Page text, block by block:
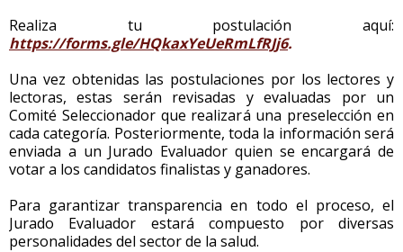
Realiza tu postulación aquí:
https://forms.gle/HQkaxYeUeRmLfRJj6.
Una vez obtenidas las postulaciones por los lectores y
lectoras, estas serán revisadas y evaluadas por un
Comité Seleccionador que realizará una preselección en
cada categoría. Posteriormente, toda la información será
enviada a un Jurado Evaluador quien se encargará de
votar a los candidatos finalistas y ganadores.
Para garantizar transparencia en todo el proceso, el
Jurado Evaluador estará compuesto por diversas
personalidades del sector de la salud.